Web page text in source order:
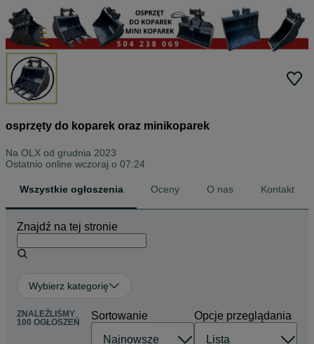
osprzęty do koparek oraz minikoparek
Na OLX od grudnia 2023
Ostatnio online wczoraj o 07:24
Wszystkie ogłoszenia Oceny O nas Kontakt
Znajdź na tej stronie
Wybierz kategorię
ZNALEŹLIŚMY
100 OGŁOSZEŃ
Sortowanie Opcje przeglądania